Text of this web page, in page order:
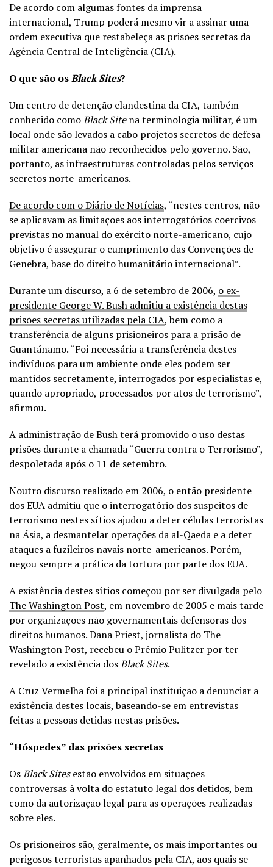
De acordo com algumas fontes da imprensa
internacional, Trump poderá mesmo vir a assinar uma
ordem executiva que restabeleça as prisões secretas da
Agência Central de Inteligência (CIA).
O que são osBlack Sites?
Um centro de detenção clandestina da CIA, também
conhecido comoBlack Sitena terminologia militar, é um
local onde são levados a cabo projetos secretos de defesa
militar americana não reconhecidos pelo governo. São,
portanto, as infraestruturas controladas pelos serviços
secretos norte-americanos.
De acordo com o Diário de Notícias, “nestes centros, não
se aplicavam as limitações aos interrogatórios coercivos
previstas no manual do exército norte-americano, cujo
objetivo é assegurar o cumprimento das Convenções de
Genebra, base do direito humanitário internacional”.
Durante um discurso, a 6 de setembro de 2006, o ex-
presidente George W. Bush admitiu a existência destas
prisões secretas utilizadas pela CIA, bem como a
transferência de alguns prisioneiros para a prisão de
Guantánamo. “Foi necessária a transferência destes
indivíduos para um ambiente onde eles podem ser
mantidos secretamente, interrogados por especialistas e,
quando apropriado, processados por atos de terrorismo”,
afirmou.
A administração de Bush terá promovido o uso destas
prisões durante a chamada “Guerra contra o Terrorismo”,
despoletada após o 11 de setembro.
Noutro discurso realizado em 2006, o então presidente
dos EUA admitiu que o interrogatório dos suspeitos de
terrorismo nestes sítios ajudou a deter células terroristas
na Ásia, a desmantelar operações da al-Qaeda e a deter
ataques a fuzileiros navais norte-americanos. Porém,
negou sempre a prática da tortura por parte dos EUA.
A existência destes sítios começou por ser divulgada pelo
The Washington Post, em novembro de 2005 e mais tarde
por organizações não governamentais defensoras dos
direitos humanos. Dana Priest, jornalista do The
Washington Post, recebeu o Prémio Pulitzer por ter
revelado a existência dosBlack Sites.
A Cruz Vermelha foi a principal instituição a denunciar a
existência destes locais, baseando-se em entrevistas
feitas a pessoas detidas nestas prisões.
“Hóspedes” das prisões secretas
OsBlack Sitesestão envolvidos em situações
controversas à volta do estatuto legal dos detidos, bem
como da autorização legal para as operações realizadas
sobre eles.
Os prisioneiros são, geralmente, os mais importantes ou
perigosos terroristas apanhados pela CIA, aos quais se